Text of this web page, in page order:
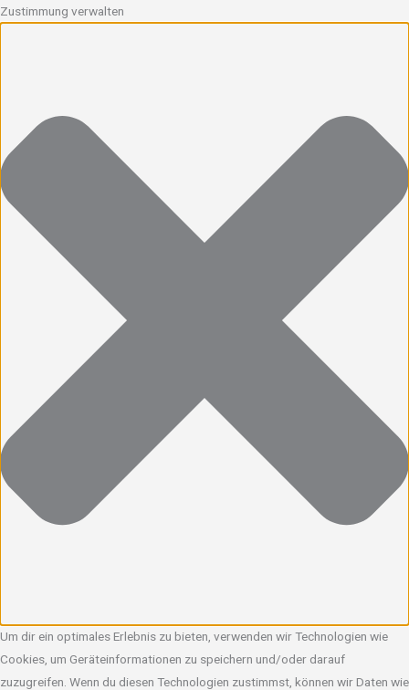
Zustimmung verwalten
Um dir ein optimales Erlebnis zu bieten, verwenden wir Technologien wie
Cookies, um Geräteinformationen zu speichern und/oder darauf
zuzugreifen. Wenn du diesen Technologien zustimmst, können wir Daten wie